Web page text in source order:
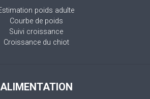
poids adulte
Courbe de poids
Suivi croissance
Croissance du chiot
ALIMENTATION